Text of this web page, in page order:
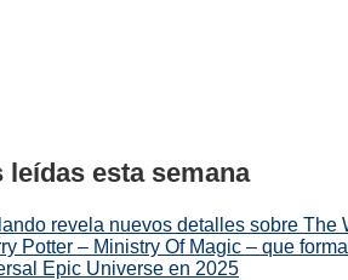
leídas esta semana
revela nuevos detalles sobre The
Potter – Ministry Of Magic – que
Epic Universe en 2025